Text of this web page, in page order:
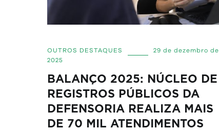
OUTROS DESTAQUES
29 de dezembro de
2025
BALANÇO 2025: NÚCLEO DE
REGISTROS PÚBLICOS DA
DEFENSORIA REALIZA MAIS
DE 70 MIL ATENDIMENTOS